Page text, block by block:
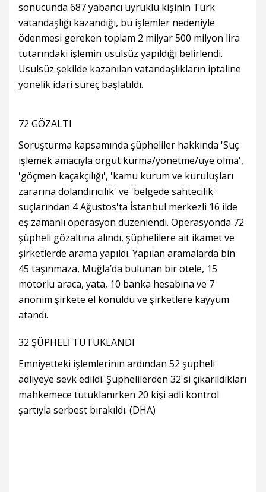
sonucunda 687 yabancı uyruklu kişinin Türk
vatandaşlığı kazandığı, bu işlemler nedeniyle
ödenmesi gereken toplam 2 milyar 500 milyon lira
tutarındaki işlemin usulsüz yapıldığı belirlendi.
Usulsüz şekilde kazanılan vatandaşlıkların iptaline
yönelik idari süreç başlatıldı.
72 GÖZALTI
Soruşturma kapsamında şüpheliler hakkında 'Suç
işlemek amacıyla örgüt kurma/yönetme/üye olma',
'göçmen kaçakçılığı', 'kamu kurum ve kuruluşları
zararına dolandırıcılık' ve 'belgede sahtecilik'
suçlarından 4 Ağustos'ta İstanbul merkezli 16 ilde
eş zamanlı operasyon düzenlendi. Operasyonda 72
şüpheli gözaltına alındı, şüphelilere ait ikamet ve
şirketlerde arama yapıldı. Yapılan aramalarda bin
45 taşınmaza, Muğla’da bulunan bir otele, 15
motorlu araca, yata, 10 banka hesabına ve 7
anonim şirkete el konuldu ve şirketlere kayyum
atandı.
32 ŞÜPHELİ TUTUKLANDI
Emniyetteki işlemlerinin ardından 52 şüpheli
adliyeye sevk edildi. Şüphelilerden 32'si çıkarıldıkları
mahkemece tutuklanırken 20 kişi adli kontrol
şartıyla serbest bırakıldı. (DHA)